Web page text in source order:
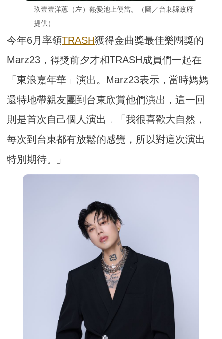
玖壹壹洋蔥（左）熱愛池上便當。（圖／台東縣政府
提供）
今年6月率領TRASH獲得金曲獎最佳樂團獎的
Marz23，得獎前夕才和TRASH成員們一起在
「東浪嘉年華」演出。Marz23表示，當時媽媽
還特地帶親友團到台東欣賞他們演出，這一回
則是首次自己個人演出，「我很喜歡大自然，
每次到台東都有放鬆的感覺，所以對這次演出
特別期待。」